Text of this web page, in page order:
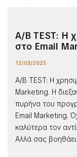
A/B TEST: Η
στο Email
12/03/2025
A/B TEST: Η
Marketing. Η
πυρήνα του
Email Marketing.
καλύτερα τον
Αλλά σας